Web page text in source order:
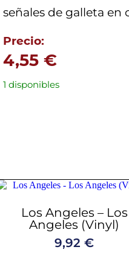
señales de galleta en
Precio:
4,55 €
1 disponibles
Los Angeles – Los
Angeles (Vinyl)
9,92 €